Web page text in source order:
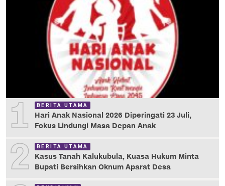
1 BERITA UTAMA
Hari Anak Nasional 2026 Diperingati 23 Juli,
Fokus Lindungi Masa Depan Anak
2 BERITA UTAMA
Kasus Tanah Kalukubula, Kuasa Hukum Minta
Bupati Bersihkan Oknum Aparat Desa